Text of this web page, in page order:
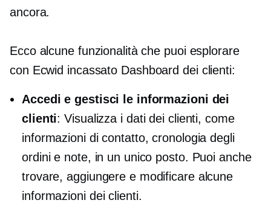
ancora.
Ecco alcune funzionalità che puoi esplorare
con Ecwid incassato Dashboard dei clienti:
Accedi e gestisci le informazioni dei
clienti: Visualizza i dati dei clienti, come
informazioni di contatto, cronologia degli
ordini e note, in un unico posto. Puoi anche
trovare, aggiungere e modificare alcune
informazioni dei clienti.